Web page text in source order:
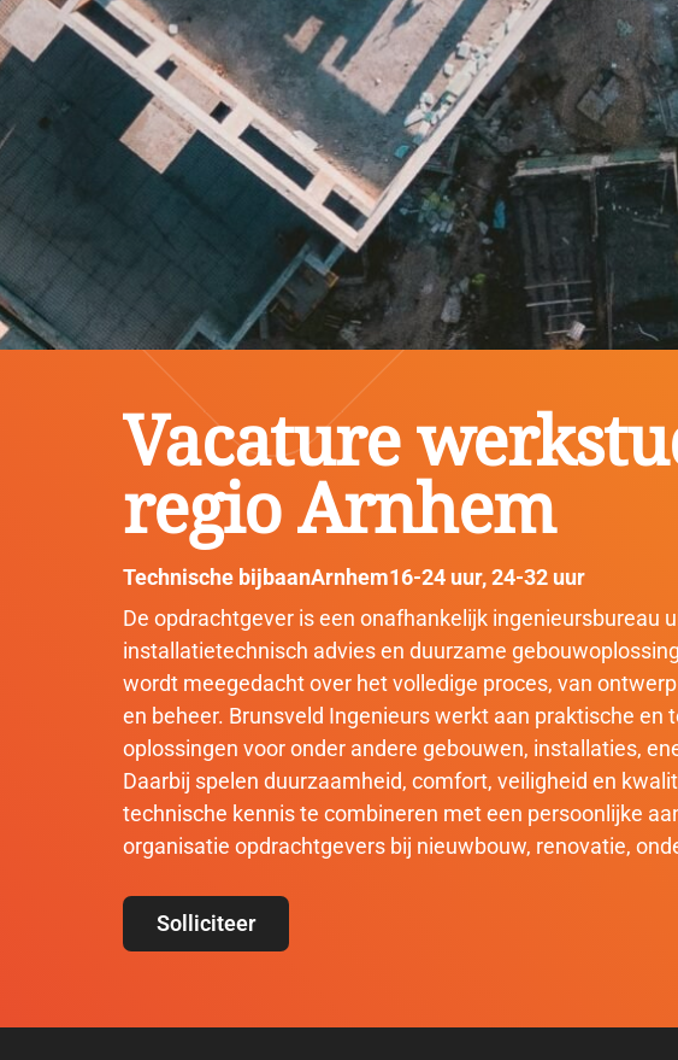
Vacature
regio Arnhem
Technische bijbaanArnhem16-24 uur,24-32 uur
De opdrachtgever is een onafhankelijk ingenieursbureau
installatietechnisch advies en duurzame
wordt meegedacht over het volledige proces, van
en beheer. Brunsveld Ingenieurs werkt aan praktische en
oplossingen voor onder andere gebouwen, installaties,
Daarbij spelen duurzaamheid, comfort, veiligheid en
technische kennis te combineren met een persoonlijke
organisatie opdrachtgevers bij nieuwbouw, renovatie,
Solliciteer